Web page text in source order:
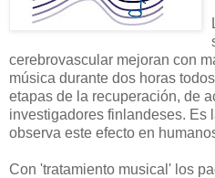
cerebrovascular mejoran con
música durante dos horas
etapas de la recuperación, de
investigadores finlandeses. Es
observa este efecto en
Con 'tratamiento musical' los